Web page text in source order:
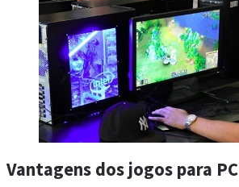
Vantagens dos jogos para PC